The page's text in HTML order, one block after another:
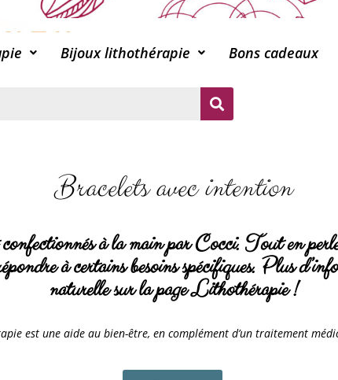
Bijoux lithothérapie Bons cadeaux
Bracelets avec intention
à la main par Cocci. Tout en
à certains besoins spécifiques. Plus
naturelle sur la page Lithothérapie !
est une aide au bien-être, en complément d’un traitement